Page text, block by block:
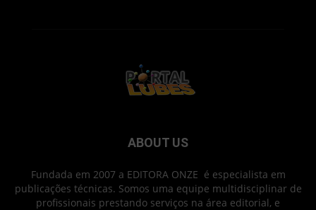
ABOUT US
Fundada em 2007 a EDITORA ONZE é especialista em
publicações técnicas. Somos uma equipe multidisciplinar de
profissionais prestando serviços na área editorial, e